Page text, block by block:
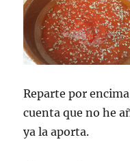
Reparte por
cuenta que no he
ya la aporta.